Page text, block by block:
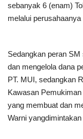
sebanyak 6 (enam)
melalui
Sedangkan peran
dan mengelola dana
PT. MUI, sedangkan
Kawasan
yang membuat dan
Warni